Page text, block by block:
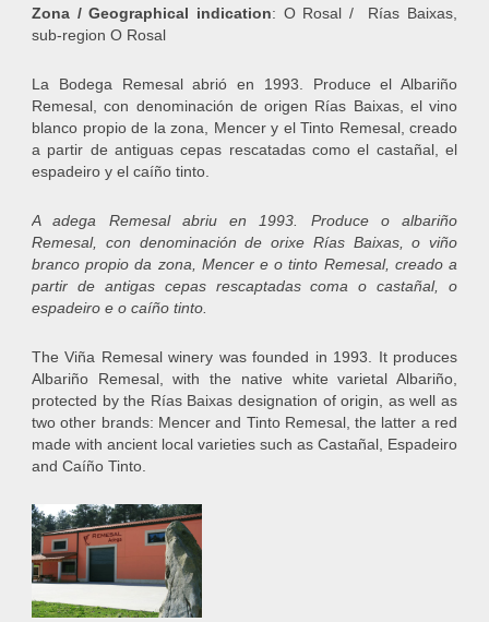
Zona / Geographical indication: O Rosal / Rías Baixas,
sub-region O Rosal
La Bodega Remesal abrió en 1993. Produce el Albariño
Remesal, con denominación de origen Rías Baixas, el vino
blanco propio de la zona, Mencer y el Tinto Remesal, creado
a partir de antiguas cepas rescatadas como el castañal, el
espadeiro y el caíño tinto.
A adega Remesal abriu en 1993. Produce o albariño
Remesal, con denominación de orixe Rías Baixas, o viño
branco propio da zona, Mencer e o tinto Remesal, creado a
partir de antigas cepas rescaptadas coma o castañal, o
espadeiro e o caíño tinto.
The Viña Remesal winery was founded in 1993. It produces
Albariño Remesal, with the native white varietal Albariño,
protected by the Rías Baixas designation of origin, as well as
two other brands: Mencer and Tinto Remesal, the latter a red
made with ancient local varieties such as Castañal, Espadeiro
and Caíño Tinto.